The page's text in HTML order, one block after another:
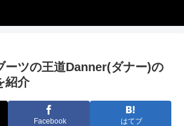
ーツの王道Danner(ダナー)の
紹介
Facebook はてブ